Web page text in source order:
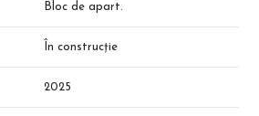
Bloc de apart.
În construcție
2025